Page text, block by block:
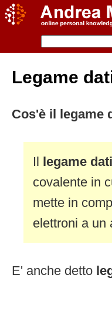
Legame
Cos'è il legame
Il legame
covalente in
mette in
elettroni a un
E' anche detto